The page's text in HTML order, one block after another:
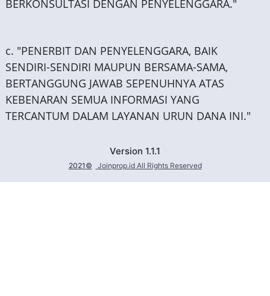
BERKONSULTASI DENGAN PENYELENGGARA."
c. "PENERBIT DAN PENYELENGGARA, BAIK
SENDIRI-SENDIRI MAUPUN BERSAMA-SAMA,
BERTANGGUNG JAWAB SEPENUHNYA ATAS
KEBENARAN SEMUA INFORMASI YANG
TERCANTUM DALAM LAYANAN URUN DANA INI."
Version 1.1.1
2021© Joinprop.id All Rights Reserved